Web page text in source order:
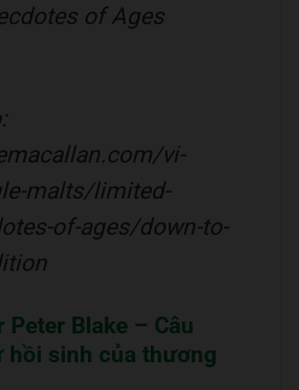
of Ages
vi-
malts/limited-
of-ages/down-to-
Blake – Câu
hồi sinh của thương